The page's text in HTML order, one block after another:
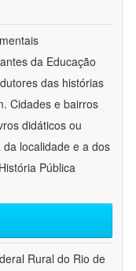
da Educação
das histórias
Cidades e bairros
didáticos ou
localidade e a dos
Pública
Rural do Rio de